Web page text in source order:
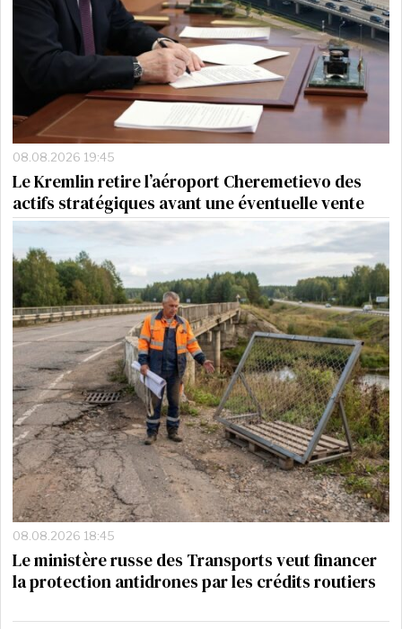
08.08.2026 19:45
Le Kremlin retire l’aéroport Cheremetievo des
actifs stratégiques avant une éventuelle vente
08.08.2026 18:45
Le ministère russe des Transports veut financer
la protection antidrones par les crédits routiers